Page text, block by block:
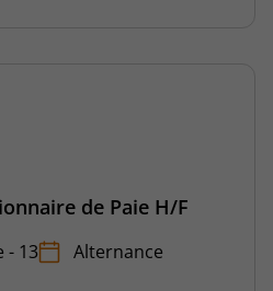
de Paie H/F
- 13
Alternance